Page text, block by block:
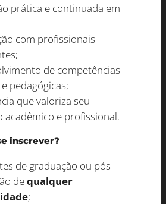
prática e continuada em
com profissionais
de competências
pedagógicas;
que valoriza seu
acadêmico e profissional.
inscrever?
de graduação ou pós-
dequalquer
;